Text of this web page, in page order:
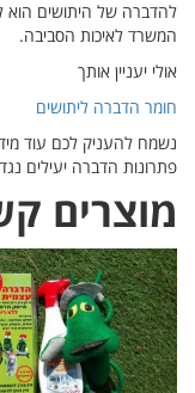
להדברה של היתושים הוא
המשרד לאיכות הסביבה.
אולי יעניין אותך
חומר הדברה ליתושים
נשמח להעניק לכם עוד
פתרונות הדברה יעילים
מוצרים